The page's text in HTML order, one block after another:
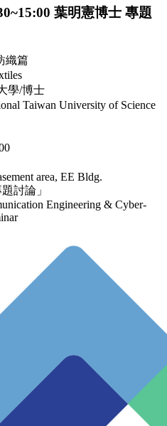
葉明憲博士 專題
織篇
學/博士
Taiwan University of Science
area, EE Bldg.
討論」
Engineering & Cyber-